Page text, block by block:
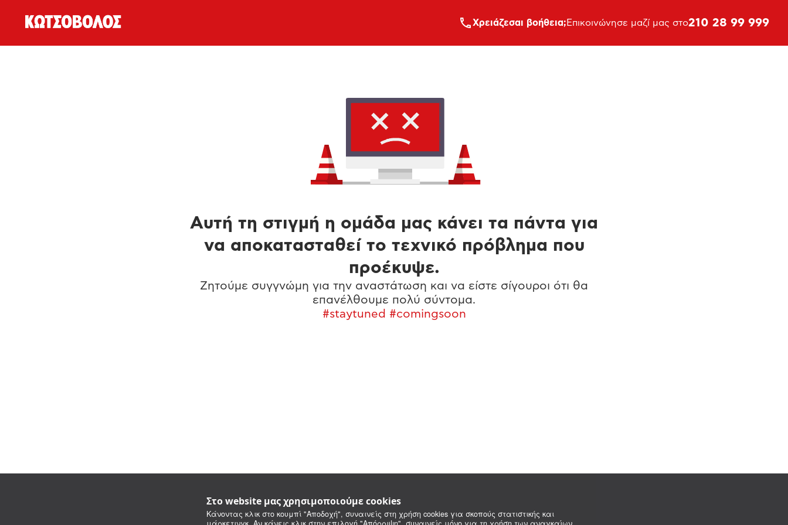
Στο website μας χρησιμοποιούμε cookies
Κάνοντας κλικ στο κουμπί "Αποδοχή", συναινείς στη χρήση cookies για σκοπούς στατιστικής και
Xρειάζεσαι βοήθεια; Επικοινώνησε μαζί μας στο210 28 99 999
Αυτή τη στιγμή η ομάδα μας κάνει τα πάντα για
να αποκατασταθεί το τεχνικό πρόβλημα που
προέκυψε.
Ζητούμε συγγνώμη για την αναστάτωση και να είστε σίγουροι ότι θα
επανέλθουμε πολύ σύντομα.
#staytuned #comingsoon